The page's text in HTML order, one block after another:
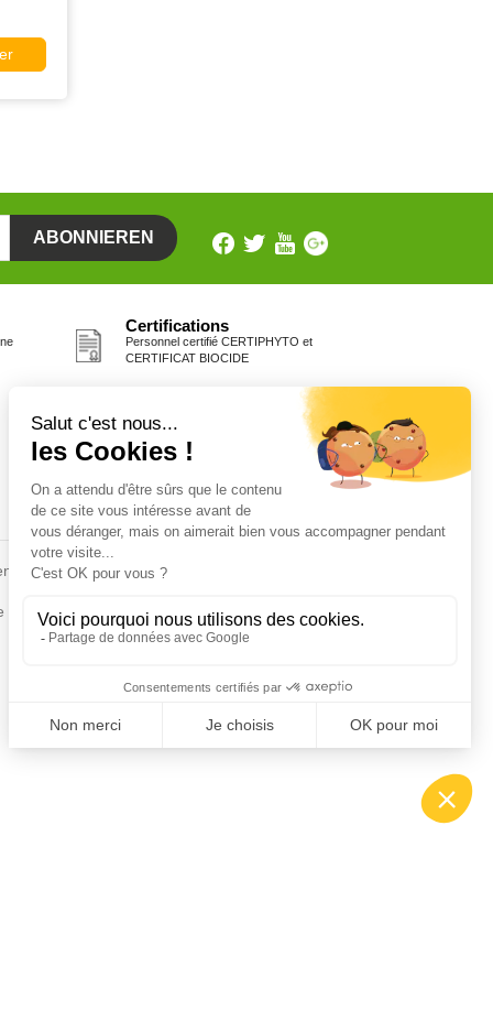
Certifications
Personnel certifié CERTIPHYTO et
CERTIFICAT BIOCIDE
de la
Fiches conseils
Insecte